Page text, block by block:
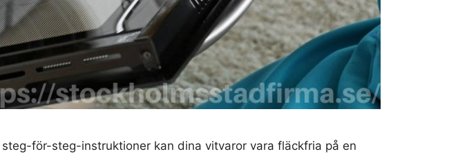
för-steg-instruktioner kan dina vitvaror vara fläckfria på en